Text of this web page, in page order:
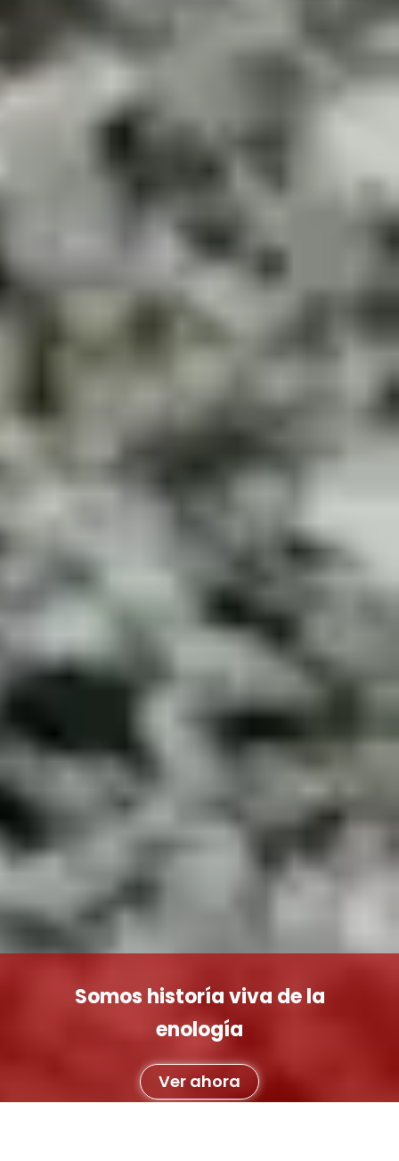
Somos historía viva de la
enología
Ver ahora